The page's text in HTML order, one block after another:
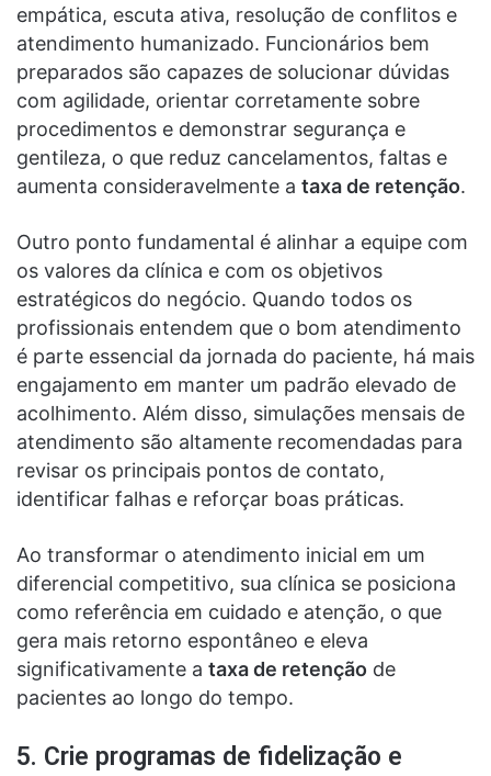
empática, escuta ativa, resolução de conflitos e
atendimento humanizado. Funcionários bem
preparados são capazes de solucionar dúvidas
com agilidade, orientar corretamente sobre
procedimentos e demonstrar segurança e
gentileza, o que reduz cancelamentos, faltas e
aumenta consideravelmente a taxa de retenção.
Outro ponto fundamental é alinhar a equipe com
os valores da clínica e com os objetivos
estratégicos do negócio. Quando todos os
profissionais entendem que o bom atendimento
é parte essencial da jornada do paciente, há mais
engajamento em manter um padrão elevado de
acolhimento. Além disso, simulações mensais de
atendimento são altamente recomendadas para
revisar os principais pontos de contato,
identificar falhas e reforçar boas práticas.
Ao transformar o atendimento inicial em um
diferencial competitivo, sua clínica se posiciona
como referência em cuidado e atenção, o que
gera mais retorno espontâneo e eleva
significativamente a taxa de retenção de
pacientes ao longo do tempo.
5. Crie programas de fidelização e